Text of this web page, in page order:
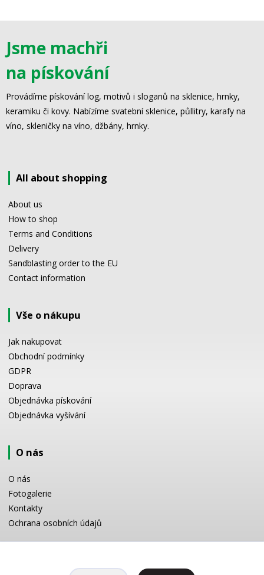
Jsme machři
na pískování
Provádíme pískování log, motivů i sloganů na sklenice, hrnky,
keramiku či kovy. Nabízíme svatební sklenice, půllitry, karafy na
víno, skleničky na víno, džbány, hrnky.
All about shopping
About us
How to shop
Terms and Conditions
Delivery
Sandblasting order to the EU
Contact information
Vše o nákupu
Jak nakupovat
Obchodní podmínky
GDPR
Doprava
Objednávka pískování
Objednávka vyšívání
O nás
O nás
Fotogalerie
Kontakty
Ochrana osobních údajů